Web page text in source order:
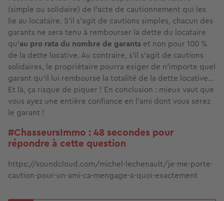
(simple ou solidaire) de l’acte de cautionnement qui les
lie au locataire. S’il s’agit de cautions simples, chacun des
garants ne sera tenu à rembourser la dette du locataire
qu’au pro rata du nombre de garants et non pour 100 %
de la dette locative. Au contraire, s’il s’agit de cautions
solidaires, le propriétaire pourra exiger de n’importe quel
garant qu’il lui rembourse la totalité de la dette locative…
Et là, ça risque de piquer ! En conclusion : mieux vaut que
vous ayez une entière confiance en l’ami dont vous serez
le garant !
#ChasseursImmo : 48 secondes pour
répondre à cette question
https://soundcloud.com/michel-lechenault/je-me-porte-
caution-pour-un-ami-ca-mengage-a-quoi-exactement